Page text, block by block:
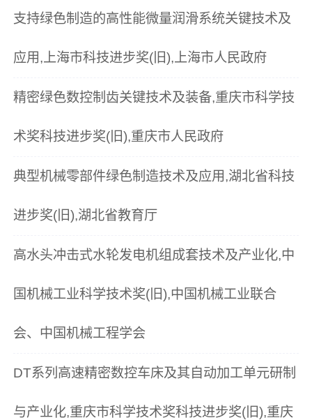
支持绿色制造的高性能微量润滑系统关键技术及
应用,上海市科技进步奖(旧),上海市人民政府
精密绿色数控制齿关键技术及装备,重庆市科学技
术奖科技进步奖(旧),重庆市人民政府
典型机械零部件绿色制造技术及应用,湖北省科技
进步奖(旧),湖北省教育厅
高水头冲击式水轮发电机组成套技术及产业化,中
国机械工业科学技术奖(旧),中国机械工业联合
会、中国机械工程学会
DT系列高速精密数控车床及其自动加工单元研制
与产业化,重庆市科学技术奖科技进步奖(旧),重庆